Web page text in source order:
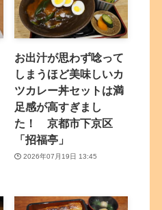
お出汁が思わず唸って
しまうほど美味しいカ
ツカレー丼セットは満
足感が高すぎまし
た！ 京都市下京区
「招福亭」
2026年07月19日 13:45